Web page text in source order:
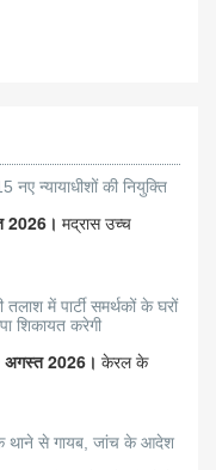
नए न्यायाधीशों की नियुक्ति
2026। मद्रास उच्च
में पार्टी समर्थकों के घरों
शिकायत करेगी
अगस्त 2026। केरल के
थाने से गायब, जांच के आदेश